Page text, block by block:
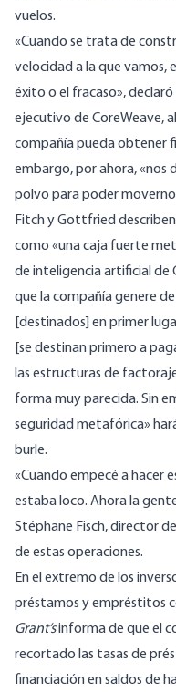
vuelos.
«Cuando se trata de
velocidad a la que vamos,
éxito o el fracaso»,
ejecutivo de CoreWeave, al
compañía pueda obtener
embargo, por ahora,«nos
polvo para poder
Fitch y Gottfried
como «una caja fuerte
de inteligencia artificial de
que la compañía genere
[destinados] en primer
[se destinan primero a
las estructuras de
forma muy parecida. Sin
seguridad metafórica»
burle.
«Cuando empecé a hacer
estaba loco. Ahora la
Stéphane Fisch, director
de estas operaciones.
En el extremo de los
préstamos y empréstitos
Grant‘sinformade que el
recortado las tasas de
financiación en saldos de